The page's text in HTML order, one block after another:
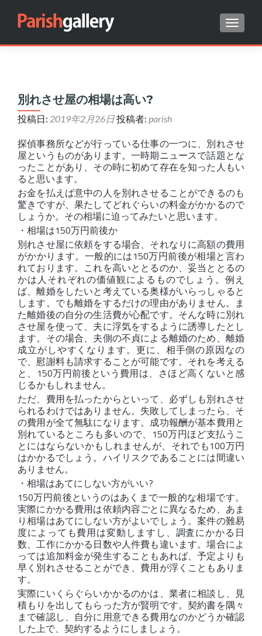
ナビゲ
別れさせ屋の相場は高い?
投稿日: 2019年2月26日投稿者: parish
探偵事務所などが行っている仕事の一つに、別れさせ
屋というものがあります。一時期ニュースで話題とな
ったことがあり、その時に初めて存在を知った人もい
ると思います。
お金を払えば意中の人を別れさせることができるのも
驚きですが、果たしてどれぐらいの料金がかかるので
しょうか。その相場に迫ってみたいと思います。
・相場は150万円前後か
別れさせ屋に依頼をする場合、それなりに高額の費用
がかかります。一般的には150万円前後が相場と言わ
れております。これを高いととるのか、妥当ととるの
かは人それぞれの価値観によるものでしょう。例え
ば、離婚をしたいと考えている奥様がいらっしゃると
します。でも離婚をするだけの理由がありません。ま
た離婚後の自分の生活費が心配です。そんな時に別れ
させ屋を使って、夫に浮気をするように誘導したとし
ます。その場合、夫側の不貞による離婚のため、離婚
成立がしやすくなります。更に、相手側の原因なの
で、慰謝料も請求することが可能です。それを考える
と、150万円前後という費用は、さほど高くないと感
じるかもしれません。
ただ、費用を払ったからといって、必ずしも別れさせ
られるわけではありません。失敗してしまったら、そ
の費用が全て無駄になります。成功報酬が基本費用と
別れているところも多いので、150万円ほど支払うこ
とにはならないかもしれませんが、それでも100万円
はかかるでしょう。ハイリスクであることには間違い
ありません。
・相場はあてにしない方がいい?
150万円前後というのはあくまで一般的な相場です。
実際にかかる費用は依頼内容ごとに異なるため、あま
り相場はあてにしない方がよいでしょう。案件の難易
度によっても費用は変動しますし、調査にかかる日
数、工作にかかる日数や人件費も違います。場合によ
っては追加料金が発生することもあれば、予定よりも
早く別れさせることができ、費用が浮くこともありま
す。
実際にいくらぐらいかかるのかは、業者に相談し、見
積もりを出してもらった方が賢明です。契約書を隅々
まで確認し、自分に用意できる費用なのかどうか確認
した上で、契約するようにしましょう。